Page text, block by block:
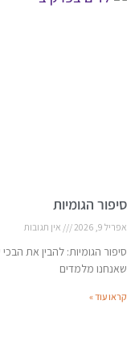
סיפור הגומיות
אפריל 9, 2026 אין תגובות
סיפור הגומיות: להבין את
שאנחנו מלמדים
קראו עוד »